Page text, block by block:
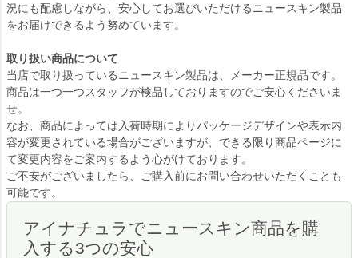
況にも配慮しながら、安心してお選びいただけるニュースキン製品
をお届けできるよう努めています。
取り扱い商品について
当店で取り扱っているニュースキン製品は、メーカー正規品です。
商品は一つ一つスタッフが検品しておりますのでご安心くださいま
せ。
なお、商品によっては入荷時期によりパッケージデザインや表示内
容が変更されている場合がございますが、できる限り商品ページに
て変更内容をご案内するよう心がけております。
ご不安がございましたら、ご購入前にお問い合わせいただくことも
可能です。
アイナチュラでニュースキン商品を購
入する3つの安心